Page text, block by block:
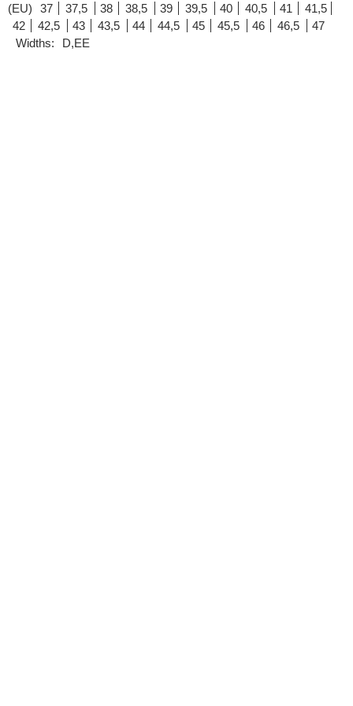
(EU) 37 37,5 38 38,5 39 39,5 40 40,5 41
41,5
42
42,5 43 43,5 44 44,5 45 45,5 46 46,5
47
Widths:
D,EE